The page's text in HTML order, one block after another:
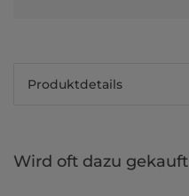
Produktdetails
Wird oft dazu gekauft